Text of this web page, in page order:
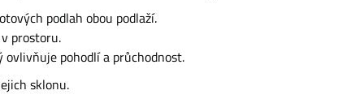
podlah obou podlaží.
prostoru.
ovlivňuje pohodlí a průchodnost.
sklonu.